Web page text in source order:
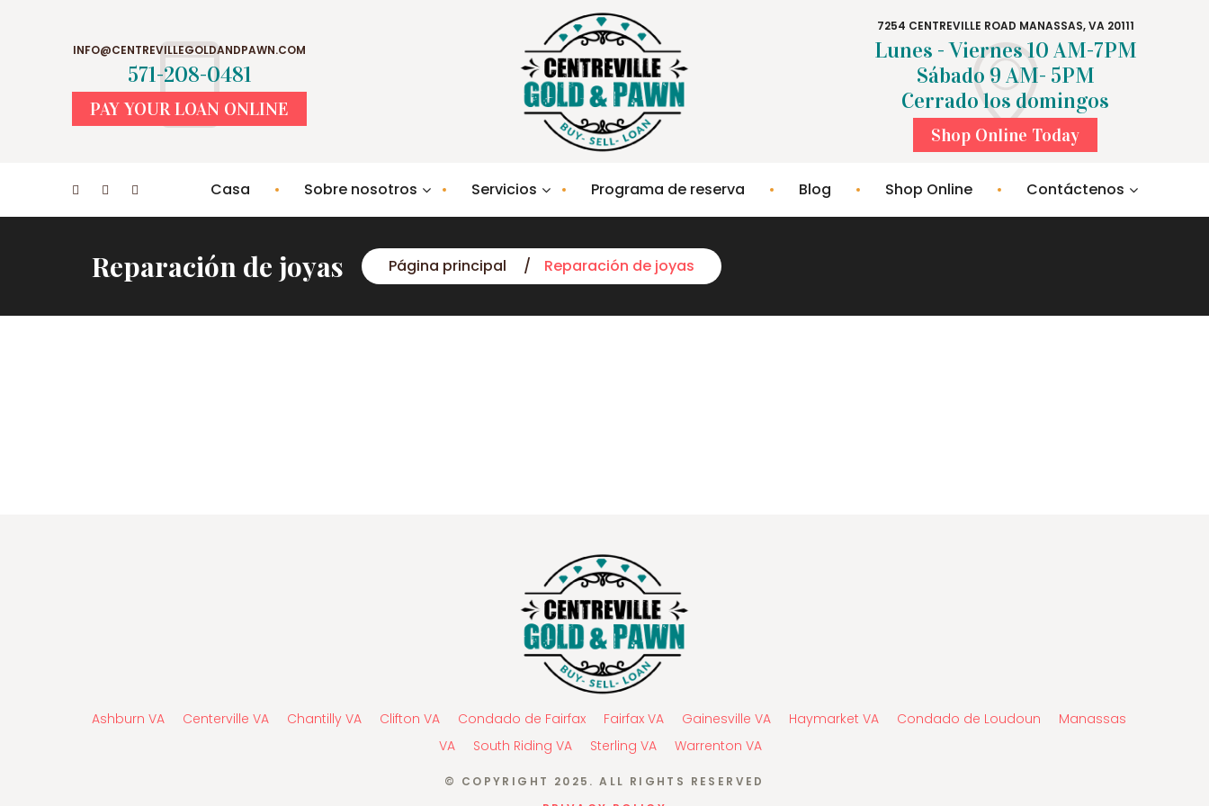
INFO@CENTREVILLEGOLDANDPAWN.COM
571-208-0481
PAY YOUR LOAN ONLINE
7254 CENTREVILLE ROAD MANASSAS, VA 20111
Lunes - Viernes 10 AM-7PM
Sábado 9 AM- 5PM
Cerrado los domingos
Shop Online Today
Casa Sobre nosotros Servicios Programa de reserva Blog Shop Online Contáctenos
Reparación de joyas Página principal Reparación de joyas
Ashburn VA Centerville VA Chantilly VA Clifton VA Condado de Fairfax Fairfax VA Gainesville VA Haymarket VA Condado de Loudoun
Manassas
VA
South Riding VA Sterling VA Warrenton VA
© COPYRIGHT 2025. ALL RIGHTS RESERVED